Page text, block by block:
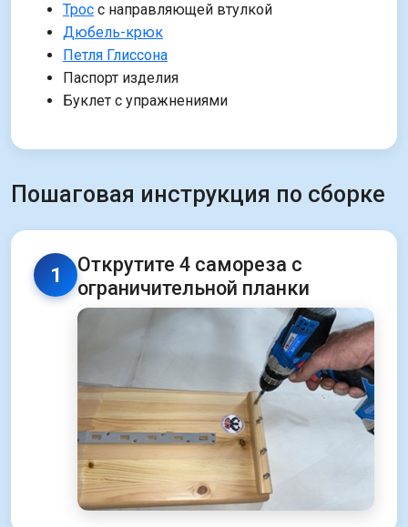
Трос с направляющей втулкой
Дюбель-крюк
Петля Глиссона
Паспорт изделия
Буклет с упражнениями
Пошаговая инструкция по сборке
1
Открутите 4 самореза с
ограничительной планки